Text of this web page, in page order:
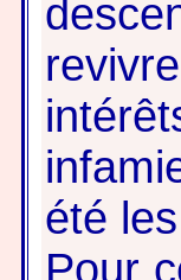
été
Pour